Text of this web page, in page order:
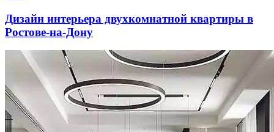
Дизайн интерьера двухкомнатной квартиры в
Ростове-на-Дону